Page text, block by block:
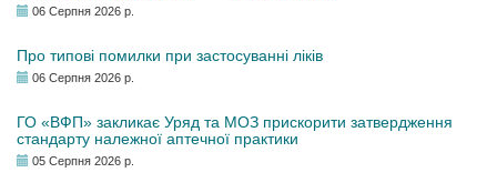
06 Серпня 2026 р.
Про типові помилки при застосуванні ліків
06 Серпня 2026 р.
ГО «ВФП» закликає Уряд та МОЗ прискорити затвердження
стандарту належної аптечної практики
05 Серпня 2026 р.